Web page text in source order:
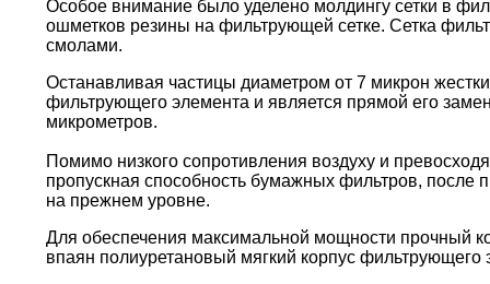
Особое внимание было уделено молдингу сетки в
ошметков резины на фильтрующей сетке. Сетка
смолами.
Останавливая частицы диаметром от 7 микрон
фильтрующего элемента и является прямой его
микрометров.
Помимо низкого сопротивления воздуху и
пропускная способность бумажных фильтров, после
на прежнем уровне.
Для обеспечения максимальной мощности прочный
впаян полиуретановый мягкий корпус